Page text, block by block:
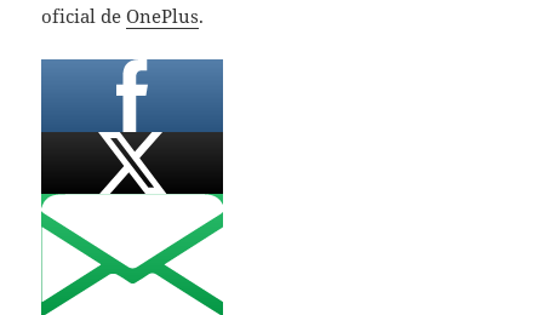
oficial deOnePlus.